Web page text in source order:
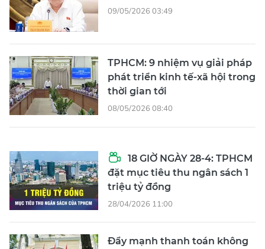
09/05/2026 03:49
TPHCM: 9 nhiệm vụ giải pháp
phát triển kinh tế-xã hội trong
thời gian tới
08/05/2026 08:40
18 GIỜ NGÀY 28-4: TPHCM
đặt mục tiêu thu ngân sách 1
triệu tỷ đồng
28/04/2026 11:00
Đẩy mạnh thanh toán không